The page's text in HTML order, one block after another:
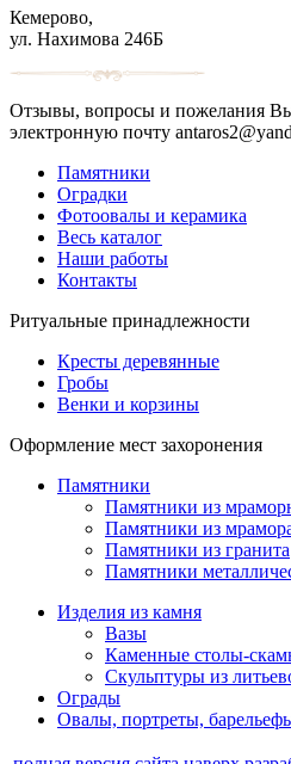
Кемерово,
ул. Нахимова 246Б
Отзывы, вопросы и пожелания
электронную почту
Памятники
Оградки
Фотоовалы и керамика
Весь каталог
Наши работы
Контакты
Ритуальные принадлежности
Кресты деревянные
Гробы
Венки и корзины
Оформление мест захоронения
Памятники
Памятники из
Памятники из
Памятники из гранита
Памятники
Изделия из камня
Вазы
Каменные столы-
Скульптуры из
Ограды
Овалы, портреты,